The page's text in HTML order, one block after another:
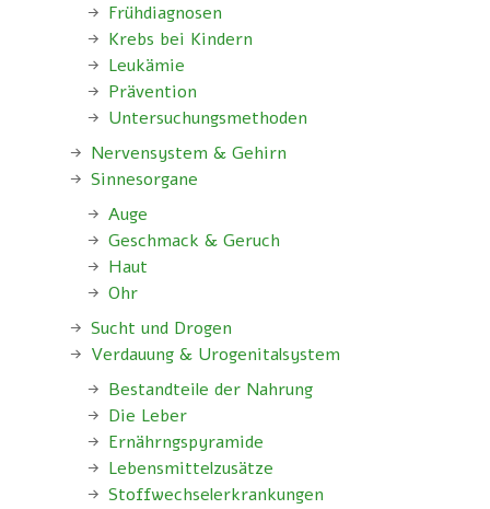
Frühdiagnosen
Krebs bei Kindern
Leukämie
Prävention
Untersuchungsmethoden
Nervensystem & Gehirn
Sinnesorgane
Auge
Geschmack & Geruch
Haut
Ohr
Sucht und Drogen
Verdauung & Urogenitalsystem
Bestandteile der Nahrung
Die Leber
Ernährngspyramide
Lebensmittelzusätze
Stoffwechselerkrankungen